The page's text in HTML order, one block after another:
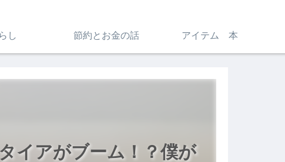
し 節約とお金の話 アイテム 本
イアがブーム！？僕が